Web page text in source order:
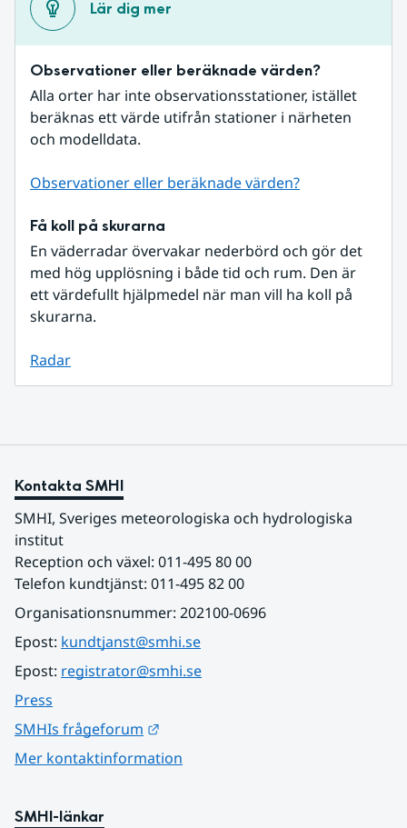
Lär dig mer
Observationer eller beräknade värden?
Alla orter har inte observationsstationer, istället
beräknas ett värde utifrån stationer i närheten
och modelldata.
Observationer eller beräknade värden?
Få koll på skurarna
En väderradar övervakar nederbörd och gör det
med hög upplösning i både tid och rum. Den är
ett värdefullt hjälpmedel när man vill ha koll på
skurarna.
Radar
Kontakta SMHI
SMHI, Sveriges meteorologiska och hydrologiska
institut
Reception och växel: 011-495 80 00
Telefon kundtjänst: 011-495 82 00
Organisationsnummer: 202100-0696
Epost: kundtjanst@smhi.se
Epost: registrator@smhi.se
Press
SMHIs frågeforum
Mer kontaktinformation
SMHI-länkar